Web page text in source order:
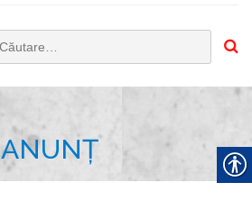
ANUNȚ